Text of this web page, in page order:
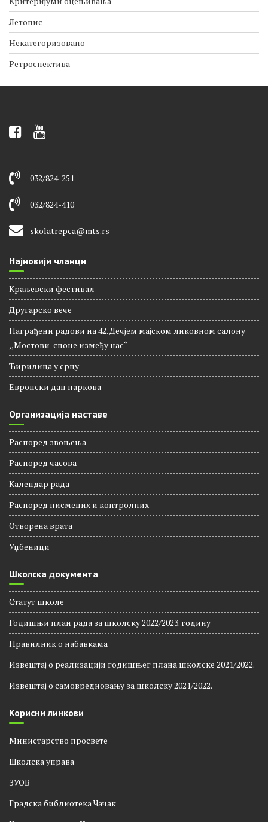
Документа
Критеријуми оцењивања
Летопис
032/824-251
032/824-410
skolatrepca@mts.rs
Најновији чланци
Краљевски фестивал
Другарско вече
Награђени радови на 42. Дечјем мајском ликовном салону
,,Мостови-споне између нас“
Европски дан паркова
Организација наставе
Распоред звоњења
Распорeд часова
Календар рада
Распоред писмених и контролних
Уџбеници
Школска документа
Статут школе
Годишњи план рада за школску 2022/2023. годину
Правилник о набавкама
Извештај о самовредновању за школску 2021/2022.
Корисни линкови
Министарство просвете
Школска управа
ЗУОВ